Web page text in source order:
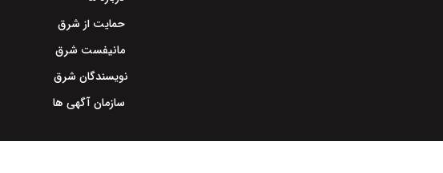
حمایت از شرق
مانیفست شرق
نویسندگان شرق
سازمان آگهی ها